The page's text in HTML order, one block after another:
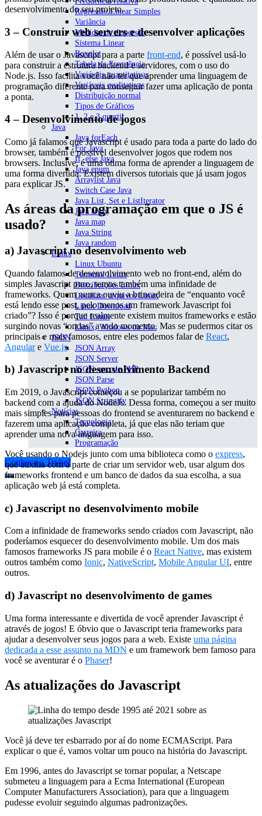
Regressão Linear Simples
Variância
Medidas de dispersão
Sistema Linear
Boxplot
Tabela de Frequência
Variáveis quantitativas
Variáveis qualitativas
Distribuição normal
Tipos de Gráficos
1, 2 e 3 quartil
Java
Java forEach
For Java
If, else Java
Java enum
Arraylist Java
Switch Case Java
Java List, Set e ListIterator
Java array
Java map
Java String
Java random
Linux
Linux Ubuntu
Terminal Linux
Distribuições Linux
Localizar arquivos Linux
Linux Download
Tail Linux
Linux, Windows ou Mac
JSON
JSON Array
JSON Server
JSON_encode PHP
JSON Parse
JSON Python
JSON Stringify
Notícias
Tecnologia
Carreira
Programação
Conheça a Trybe!
desenvolvimento do seu projeto.
3 – Construir web servers e desenvolver aplicações
Além de usar o Javascript para a parte front-end, é possível usá-lo
para construir a estrutura backend e servidores, com o uso do
Node.js. Isso facilita você não ter que aprender uma linguagem de
programação diferente para conseguir fazer uma aplicação de ponta
a ponta.
4 – Desenvolvimento de jogos
Como já falamos que Javascript é usado para toda a parte do lado do
browser, também é possível desenvolver jogos que rodem nos
browsers. Inclusive, é uma ótima forma de aprender a linguagem de
uma forma divertida. Existem diversos tutoriais que já usam jogos
para explicar JS.
As áreas da programação em que o JS é
usado?
a) Javascript no desenvolvimento web
Quando falamos de desenvolvimento web no front-end, além do
simples Javascript puro, temos também uma infinidade de
frameworks. Quem nunca ouviu a brincadeira de “enquanto você
está lendo esse post, pelo menos um framework Javascript foi
criado”? Isso é porque realmente existem muitos frameworks e estão
surgindo novas “ondas” a todo momento. Mas se pudermos citar os
principais e mais famosos, entre eles podemos falar de React,
Angulare Vue.js.
b) Javascript no desenvolvimento Backend
Em 2019, o Javascript começou a se popularizar também no
backend com a ajuda do NodeJs. Dessa forma, começou a ser muito
mais simples para pessoas do frontend se aventurarem no backend e
fazerem uma aplicação completa, já que elas não teriam que
aprender uma nova linguagem para isso.
Você usando o Nodejs junto com uma biblioteca como o express,
que auxilia com a parte de criar um servidor web, usar algum dos
frameworks frontend e um banco de dados da sua escolha, a sua
aplicação web já está completa.
c) Javascript no desenvolvimento mobile
Com a infinidade de frameworks sendo criados com Javascript, não
poderíamos esquecer do desenvolvimento mobile. Um dos mais
famosos frameworks JS para mobile é o React Native, mas existem
outros também como Ionic, NativeScript, Mobile Angular UI, entre
outros.
d) Javascript no desenvolvimento de games
Uma forma interessante e divertida de você aprender Javascript é
através de jogos! E óbvio que o Javascript teria frameworks para
ajudar a desenvolver seus jogos para a web. Existe uma página
dedicada a esse assunto na MDN e um framework bem famoso para
você se aventurar é o Phaser!
As atualizações do Javascript
Você já deve ter esbarrado por aí do nome ECMAScript. Para
explicar o que é, vamos voltar um pouco na história do Javascript.
Em 1996, antes do Javascript se tornar popular, a Netscape
submeteu a linguagem para a Ecma International (European
Computer Manufacturers Association), para que a linguagem
pudesse evoluir seguindo algumas padronizações.